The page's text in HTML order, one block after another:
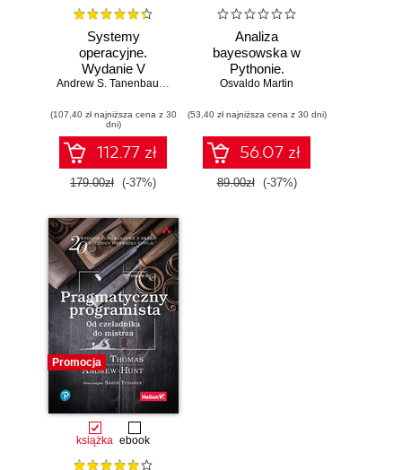
Systemy
operacyjne.
Wydanie V
Andrew S. Tanenbaum, Herbert Bos
(107,40 zł najniższa cena z 30
dni)
112.77 zł
179.00zł (-37%)
Analiza
bayesowska w
Pythonie.
Praktyczny
modelowaniu
probabilistycznym.
Wydanie III
Osvaldo Martin
(53,40 zł najniższa cena z 30 dni)
56.07 zł
89.00zł (-37%)
Promocja
książka ebook